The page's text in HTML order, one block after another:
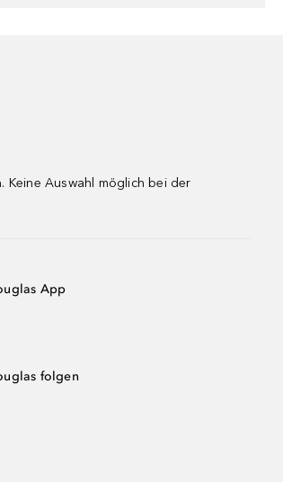
Keine Auswahl möglich bei der
App
folgen